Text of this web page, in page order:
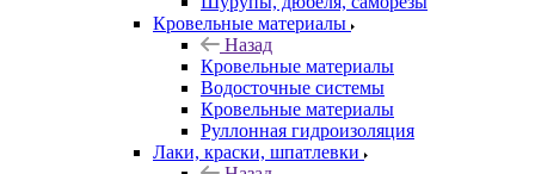
Кровельные материалы
Назад
Кровельные материалы
Водосточные системы
Кровельные материалы
Руллонная гидроизоляция
Лаки, краски, шпатлевки